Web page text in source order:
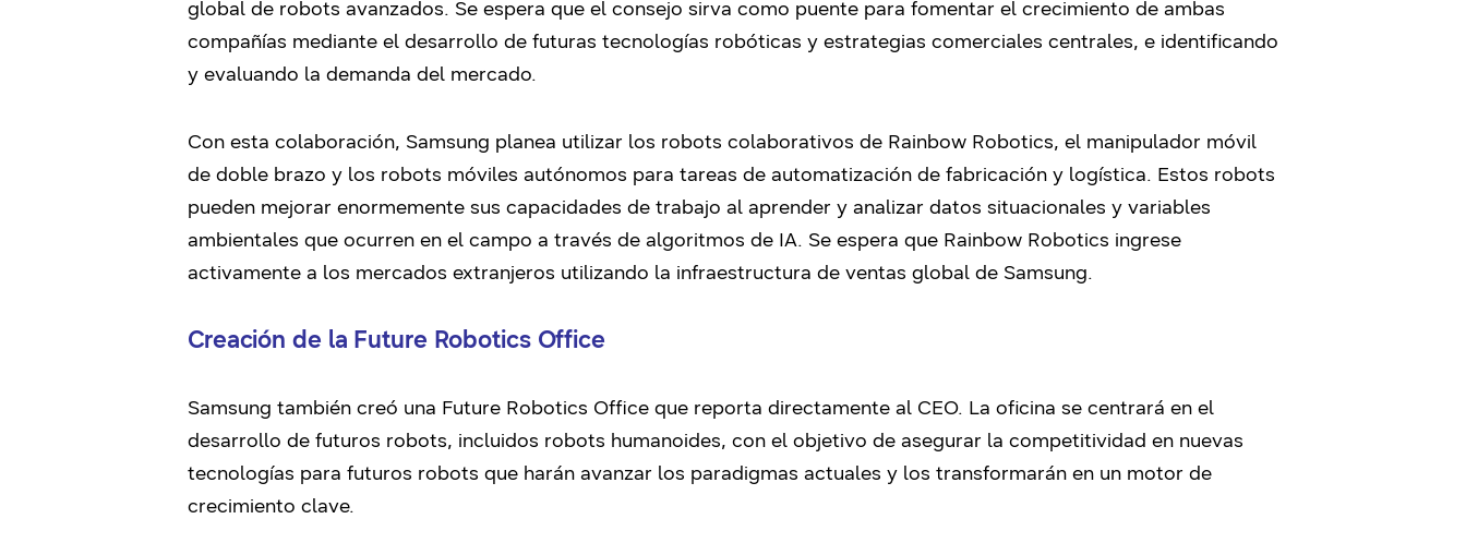
global de robots avanzados. Se espera que el consejo sirva como puente para fomentar el crecimiento de ambas
compañías mediante el desarrollo de futuras tecnologías robóticas y estrategias comerciales centrales, e identificando
y evaluando la demanda del mercado.
Con esta colaboración, Samsung planea utilizar los robots colaborativos de Rainbow Robotics, el manipulador móvil
de doble brazo y los robots móviles autónomos para tareas de automatización de fabricación y logística. Estos robots
pueden mejorar enormemente sus capacidades de trabajo al aprender y analizar datos situacionales y variables
ambientales que ocurren en el campo a través de algoritmos de IA. Se espera que Rainbow Robotics ingrese
activamente a los mercados extranjeros utilizando la infraestructura de ventas global de Samsung.
Creación de la Future Robotics Office
Samsung también creó una Future Robotics Office que reporta directamente al CEO. La oficina se centrará en el
desarrollo de futuros robots, incluidos robots humanoides, con el objetivo de asegurar la competitividad en nuevas
tecnologías para futuros robots que harán avanzar los paradigmas actuales y los transformarán en un motor de
crecimiento clave.